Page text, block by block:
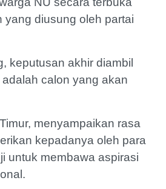
diusung oleh partai
keputusan akhir diambil
calon yang akan
menyampaikan rasa
kepadanya oleh para
untuk membawa aspirasi